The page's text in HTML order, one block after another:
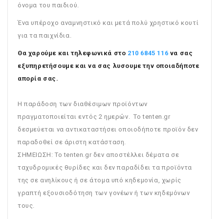
όνομα του παιδιού.
Ένα υπέροχο αναμνηστικό και μετά πολύ χρηστικό κουτί
για τα παιχνίδια.
Θα χαρούμε και τηλεφωνικά στο 210 6845 116 να σας
εξυπηρετήσουμε και να σας λυσουμε την οποιαδήποτε
απορία σας.
Η παράδοση των διαθέσιμων προϊόντων
πραγματοποιείται εντός 2 ημερών. Το tenten.gr
δεσμεύεται να αντικαταστήσει οποιοδήποτε προϊόν δεν
παραδοθεί σε άριστη κατάσταση.
ΣΗΜΕΙΩΣΗ: To tenten.gr δεν αποστέλλει δέματα σε
ταχυδρομικές θυρίδες και δεν παραδίδει τα προϊόντα
της σε ανηλίκους ή σε άτομα υπό κηδεμονία, χωρίς
γραπτή εξουσιοδότηση των γονέων ή των κηδεμόνων
τους.